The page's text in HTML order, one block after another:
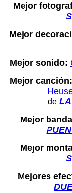
Mejor
Mejor
Mejor sonido:
Mejor canción:
de
Mejor
Mejor
Mejores